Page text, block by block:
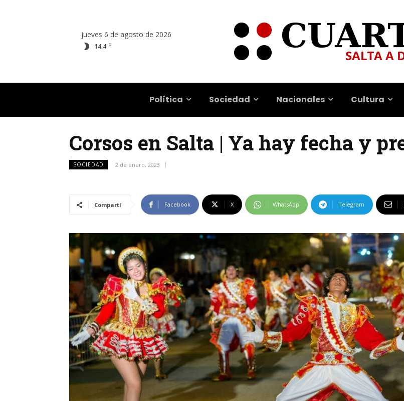
jueves 6 de agosto de 2026
14.4 C
Política Sociedad Nacionales Cultura
Corsos en Salta | Ya hay fecha y
SOCIEDAD 2 de enero, 2023
Compartí Facebook X WhatsApp Telegram